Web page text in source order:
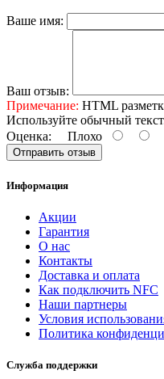
Ваше имя:
Ваш отзыв:
Примечание: HTML
Используйте обычный
Оценка: Плохо
Отправить отзыв
Информация
Акции
Гарантия
O нас
Контакты
Доставка и оплата
Как подключить NFC
Наши партнеры
Условия
Политика
Служба поддержки